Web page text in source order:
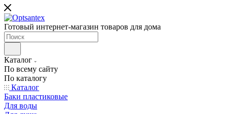
Готовый интернет-магазин товаров для дома
Каталог
По всему сайту
По каталогу
Каталог
Баки пластиковые
Для воды